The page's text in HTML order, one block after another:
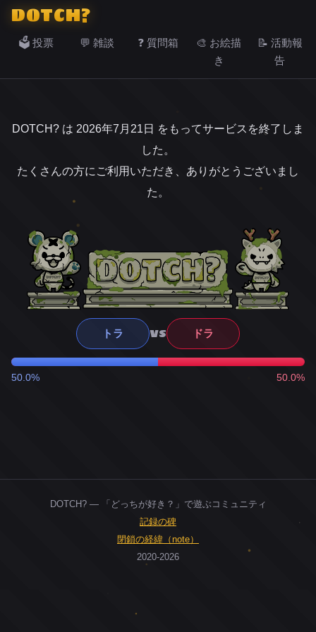
DOTCH?
🗳️ 投票 💬 雑談 ❓ 質問箱
🎨 お絵描
き
📝 活動報
告
DOTCH? は 2026年7月21日 をもってサービスを終了しま
した。
たくさんの方にご利用いただき、ありがとうございまし
た。
トラ VS ドラ
50.0% 50.0%
DOTCH? — 「どっちが好き？」で遊ぶコミュニティ
記録の碑
閉鎖の経緯（note）
2020-2026